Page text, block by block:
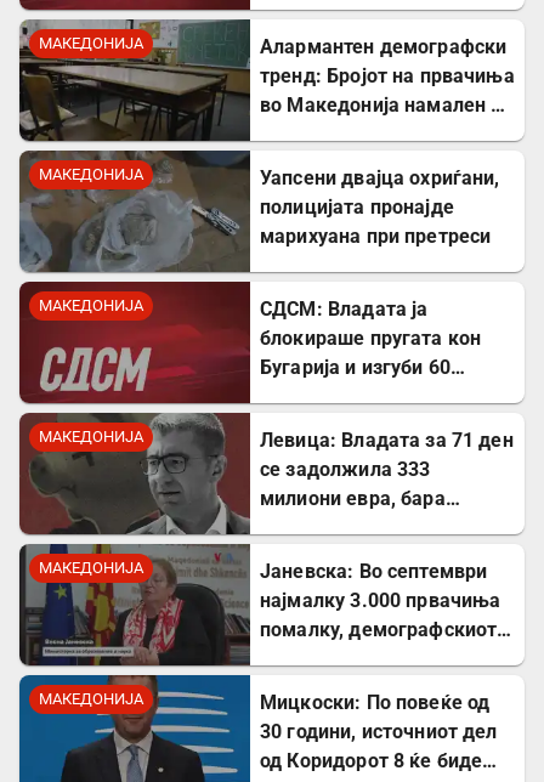
МАКЕДОНИЈА
Алармантен демографски
тренд: Бројот на првачиња
во Македонија намален за
МАКЕДОНИЈА
Уапсени двајца охриѓани,
полицијата пронајде
марихуана при претреси
МАКЕДОНИЈА
СДСМ: Владата ја
блокираше пругата кон
Бугарија и изгуби 60
МАКЕДОНИЈА
Левица: Владата за 71 ден
се задолжила 333
милиони евра, бара
МАКЕДОНИЈА
Јаневска: Во септември
најмалку 3.000 првачиња
помалку, демографскиот
МАКЕДОНИЈА
Мицкоски: По повеќе од
30 години, источниот дел
од Коридорот 8 ќе биде